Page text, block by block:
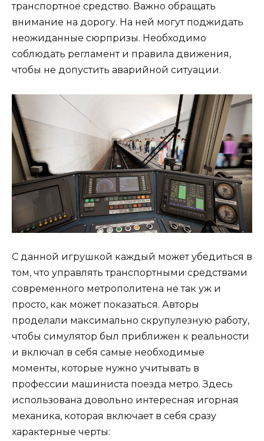
транспортное средство. Важно обращать
внимание на дорогу. На ней могут поджидать
неожиданные сюрпризы. Необходимо
соблюдать регламент и правила движения,
чтобы не допустить аварийной ситуации.
С данной игрушкой каждый может убедиться в
том, что управлять транспортными средствами
современного метрополитена не так уж и
просто, как может показаться. Авторы
проделали максимально скрупулезную работу,
чтобы симулятор был приближен к реальности
и включал в себя самые необходимые
моменты, которые нужно учитывать в
профессии машиниста поезда метро. Здесь
использована довольно интересная игорная
механика, которая включает в себя сразу
характерные черты: